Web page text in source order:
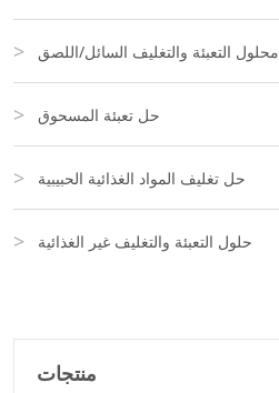
محلول التعبئة والتغليف السائل/اللصق
حل تعبئة المسحوق
حل تغليف المواد الغذائية الحبيبية
حلول التعبئة والتغليف غير الغذائية
منتجات